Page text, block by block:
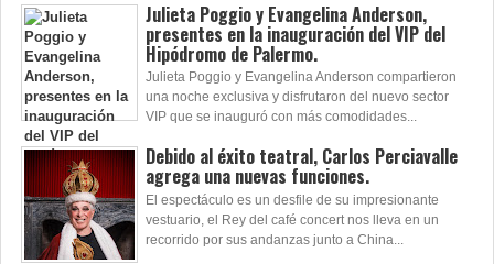
Julieta Poggio y Evangelina Anderson,
presentes en la inauguración del VIP del
Hipódromo de Palermo.
Julieta Poggio y Evangelina Anderson compartieron
una noche exclusiva y disfrutaron del nuevo sector
VIP que se inauguró con más comodidades...
Debido al éxito teatral, Carlos Perciavalle
agrega una nuevas funciones.
El espectáculo es un desfile de su impresionante
vestuario, el Rey del café concert nos lleva en un
recorrido por sus andanzas junto a China...